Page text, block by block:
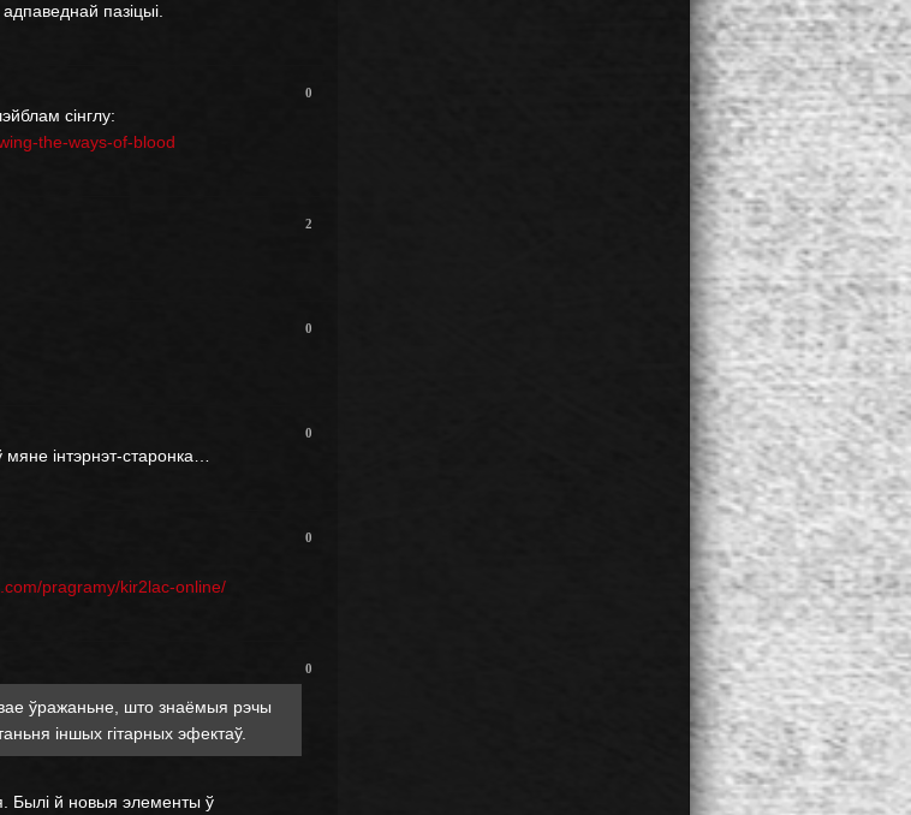
пазіцыі.
0
сінглу:
the-ways-of-blood
2
0
0
мяне інтэрнэт-старонка…
0
pragramy/kir2lac-online/
0
ўражаньне, што знаёмыя рэчы
іншых гітарных эфектаў.
Былі й новыя элементы ў